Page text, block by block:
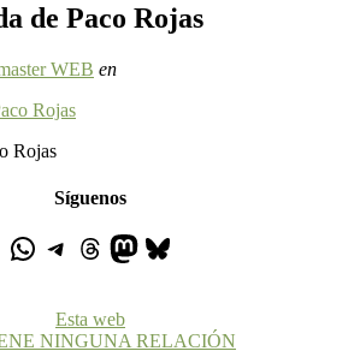
de Paco Rojas
WEB en
Rojas
Síguenos
Esta web
NINGUNA RELACIÓN